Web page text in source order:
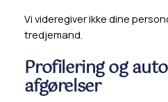
Vi videregiver ikke dine
tredjemand.
Profilering og
afgørelser